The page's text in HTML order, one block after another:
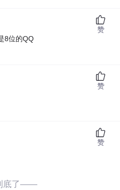
8位的QQ
赞
赞
赞
了——